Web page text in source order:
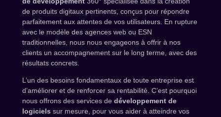
de produits digitaux pertinents, conçus pour répondre
parfaitement aux attentes de vos utilisateurs. En rupture
avec le modèle des agences web ou ESN
traditionnelles, nous nous engageons à offrir à nos
clients un accompagnement sur le long terme, avec des
résultats concrets.
L’un des besoins fondamentaux de toute entreprise est
d’améliorer et de renforcer sa rentabilité. C’est pourquoi
nous offrons des services de développement de
logiciels sur mesure, pour vous aider à atteindre vos